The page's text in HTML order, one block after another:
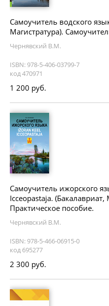
Самоучитель водского
Магистратура).
Чернявский В.М.
ISBN: 978-5-406-03799-7
код 470971
1 200 руб.
Самоучитель ижорского
Icceopastaja. (Бакалавриат,
Практическое пособие.
Чернявский В.М.
ISBN: 978-5-466-06915-0
код 695277
2 300 руб.